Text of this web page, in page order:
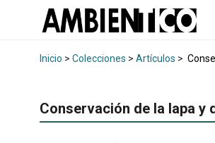
Inicio > Colecciones > Artículos >
Conservación de la lapa